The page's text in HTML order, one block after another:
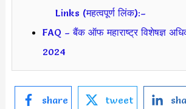
Links (महत्वपूर्ण लिंक):–
FAQ – बैंक ऑफ महाराष्ट्र विशेषज्ञ
2024
share tweet